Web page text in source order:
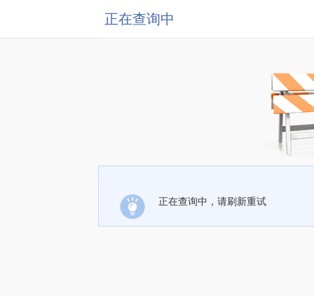
正在查询中
正在查询中，请刷新重试